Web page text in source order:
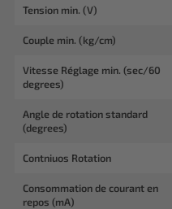
Tension min. (V)
Couple min. (kg/cm)
Vitesse Réglage min. (sec/60
degrees)
Angle de rotation standard
(degrees)
Contniuos Rotation
Consommation de courant en
repos (mA)